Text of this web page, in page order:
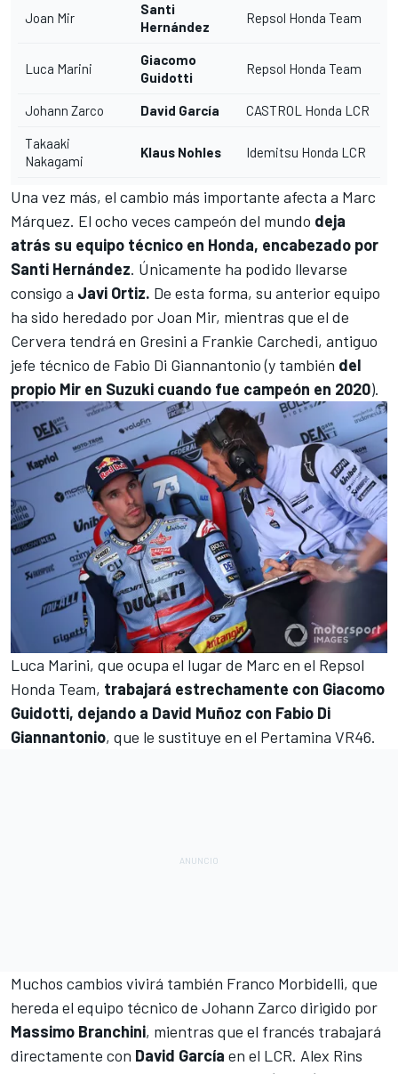
Joan Mir
Santi
Hernández
Repsol Honda Team
Luca Marini
Giacomo
Guidotti
Repsol Honda Team
Johann Zarco David García CASTROL Honda LCR
Takaaki
Nakagami
Klaus Nohles Idemitsu Honda LCR
Una vez más, el cambio más importante afecta a Marc
Márquez. El ocho veces campeón del mundo deja
atrás su equipo técnico en Honda, encabezado por
Santi Hernández. Únicamente ha podido llevarse
consigo a Javi Ortiz. De esta forma, su anterior equipo
ha sido heredado por Joan Mir, mientras que el de
Cervera tendrá en Gresini a Frankie Carchedi, antiguo
jefe técnico de Fabio Di Giannantonio(y también del
propio Mir en Suzuki cuando fue campeón en 2020).
Luca Marini, que ocupa el lugar de Marc en el Repsol
Honda Team, trabajará estrechamente con Giacomo
Guidotti, dejando a David Muñoz con Fabio Di
Giannantonio, que le sustituye en el Pertamina VR46.
Muchos cambios vivirá también Franco Morbidelli, que
hereda el equipo técnico de Johann Zarco dirigido por
Massimo Branchini, mientras que el francés trabajará
directamente con David García en el LCR. Alex Rins